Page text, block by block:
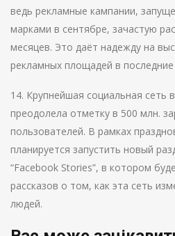
ведь рекламные кампании,
марками в сентябре, зачастую
месяцев. Это даёт надежду на
рекламных площадей в
14. Крупнейшая социальная сеть
преодолела отметку в 500 млн.
пользователей. В рамках
планируется запустить новый
“Facebook Stories”, в котором
рассказов о том, как эта сеть
людей.